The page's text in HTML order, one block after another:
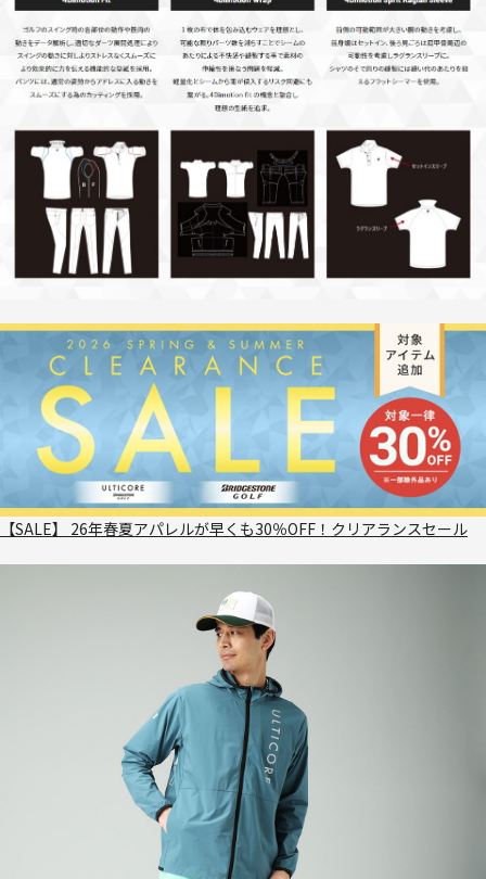
【SALE】 26年春夏アパレルが早くも30％OFF！クリアランスセール